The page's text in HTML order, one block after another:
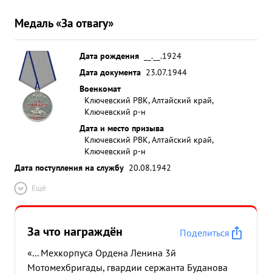
Медаль «За отвагу»
Дата рождения
__.__.1924
Дата документа 23.07.1944
Военкомат
Ключевский РВК, Алтайский край,
Ключевский р-н
Дата и место призыва
Ключевский РВК, Алтайский край,
Ключевский р-н
Дата поступления на службу 20.08.1942
Ещё
За что награждён
Поделиться
«... Мехкорпуса Ордена Ленина 3й
Мотомехбригады, гвардии сержанта Буданова